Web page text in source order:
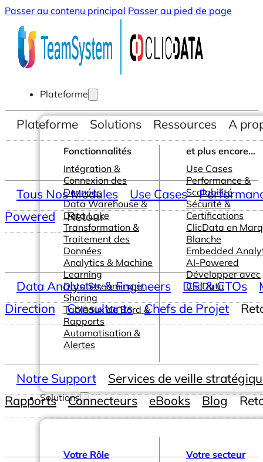
Passer au contenu principal Passer au pied de page
Plateforme
Fonctionnalités
Intégration &
Connexion des
Données
Data Warehouse &
Data Lake
Transformation &
Traitement des
Données
Analytics & Machine
Learning
Data Streaming et
Sharing
Tableaux de Bord &
Rapports
Automatisation &
Alertes
et plus encore...
Use Cases
Performance &
Scalabilité
Sécurité &
Certifications
ClicData en
Blanche
Embedded
AI-Powered
Développer avec
ClicData
Solutions
Votre Rôle
Votre secteur
Plateforme Solutions Ressources A
Tous Nos Modules Use Cases
Powered
Retour
Data Analystes & Engineers DSI & CTOs
Direction
Consultants Chefs de Projet
Notre Support
Services de veille
Rapports
Connecteurs eBooks Blog